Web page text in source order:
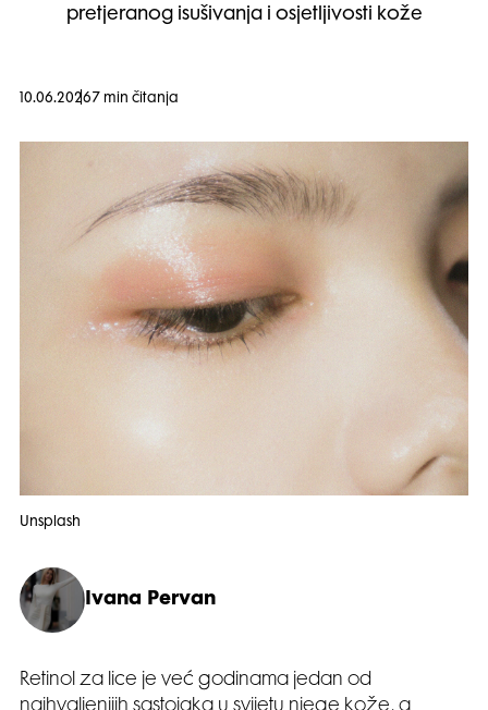
pretjeranog isušivanja i osjetljivosti kože
10.06.20267 min čitanja
Unsplash
Ivana Pervan
Retinol za lice je već godinama jedan od